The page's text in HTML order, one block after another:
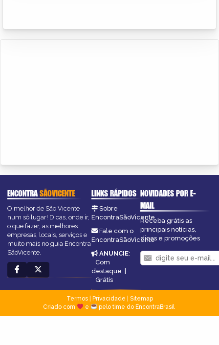
ENCONTRASÃOVICENTE
O melhor de São Vicente
num só lugar! Dicas, onde ir,
o que fazer, as melhores
empresas, locais, serviços e
muito mais no guia Encontra
SãoVicente.
LINKS RÁPIDOS
Sobre
EncontraSãoVicente
Fale com o
EncontraSãoVicente
ANUNCIE:
Com
destaque |
Grátis
NOVIDADES POR E-
MAIL
Receba grátis as
principais notícias,
dicas e promoções
Termos| Privacidade
Sitemap
Criado com
e pelo time do EncontraBrasil